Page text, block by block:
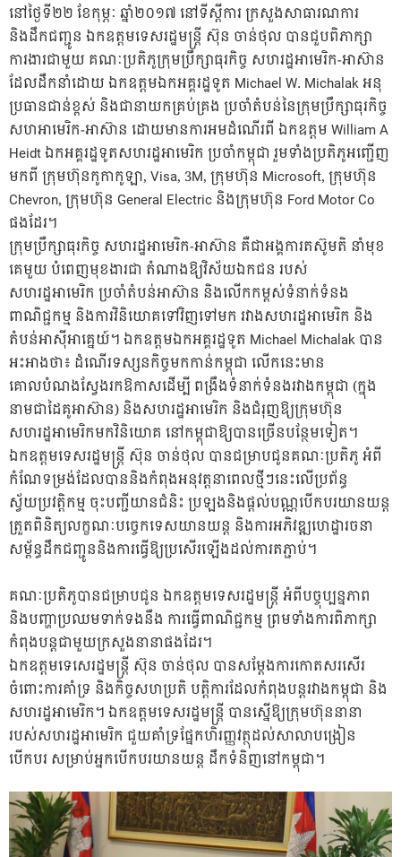
នៅថ្ងៃទី២២​ ខែកុម្ភៈ ឆ្នាំ២០១៧ នៅទីស្តីការ ក្រសួងសាធារណការ
និងដឹកជញ្ជូន​ ឯកឧត្តមទេសរដ្ឋមន្ត្រី ស៊ុន ចាន់ថុល បានជួបពិភាក្សា
ការងារជាមួយ គណៈប្រតិភូ​ក្រុមប្រឹក្សាធុរកិច្ច សហរដ្ឋអាមេរិក-អាស៊ាន ​
ដែលដឹកនាំដោយ ឯកឧត្តមឯកអគ្គរដ្ឋទូត Michael W. Michalak អនុ
ប្រធានជាន់ខ្ពស់ និងជានាយកគ្រប់គ្រង ប្រចាំតំបន់នៃក្រុមប្រឹក្សាធុរកិច្ច​
សហអាមេរិក-អាស៊ាន​ ដោយមានការអមដំណើរពី ឯកឧត្តម​ William A
Heidt ឯកអគ្គរដ្ឋទូតសហរដ្ឋអាមេរិក ប្រចាំកម្ពុជា​ រួមទាំងប្រតិភូអញ្ជើញ
មកពី ក្រុមហ៊ុន​កូកាកូឡា, Visa, 3M, ក្រុមហ៊ុន Microsoft, ក្រុមហ៊ុន
Chevron, ក្រុមហ៊ុន General Electric និងក្រុមហ៊ុន Ford Motor Co
ផងដែរ។
ក្រុមប្រឹក្សាធុរកិច្ច សហរដ្ឋអាមេរិក-អាស៊ាន គឺជាអង្គការតស៊ូមតិ នាំមុខ
គេមួយ​ បំពេញមុខងារជា តំណាងឱ្យវិស័យឯកជន របស់
សហរដ្ឋអាមេរិក ប្រចាំតំបន់អាស៊ាន​ និង​លើកកម្ពស់ទំនាក់ទំនង​​
ពាណិជ្ជកម្ម និងការវិនិយោគ​ទៅវិញទៅមក ​រវាងសហរដ្ឋអាមេរិក និង
តំបន់អាស៊ីអាគ្នេយ៍។ ឯកឧត្តមឯកអគ្គរដ្ឋទូត Michael Michalak បាន
អះអាងថា៖ ​ដំណើរទស្សនកិច្ចមកកាន់កម្ពុជា លើកនេះមាន
គោលបំណង​ស្វែងរកឱកាសដើម្បី ពង្រឹងទំនាក់ទំនងរវាង​កម្ពុជា (ក្នុង
នាមជាដៃគូអាស៊ាន) និងសហរដ្ឋអាមេរិក និង​ជំរុញ​ឱ្យ​ក្រុមហ៊ុន​
សហរដ្ឋអាមេរិកមកវិនិយោគ នៅកម្ពុជាឱ្យបានច្រើនបន្ថែមទៀត។​
ឯកឧត្តមទេសរដ្ឋមន្រ្តី ស៊ុន ចាន់ថុល បានជម្រាបជូនគណៈប្រតិភូ អំពី
កំណែទម្រង់​ដែលបាននិងកំពុងអនុវត្ត​នាពេលថ្មីៗនេះលើប្រព័ន្ធ
ស្វ័យប្រវត្តិកម្ម ចុះបញ្ជីយានជំនិះ ប្រឡងនិងផ្តល់បណ្ណបើកបរយានយន្ត
ត្រួតពិនិត្យលក្ខណៈបច្ចេកទេសយានយន្ត និងការ​អភិវឌ្ឍហេដ្ឋារចនា
សម្ព័ន្ធដឹកជញ្ជូននិងការធ្វើឱ្យប្រសើរឡើងដល់ការតភ្ជាប់​។
គណៈប្រតិភូបានជម្រាបជូន ឯកឧត្តមទេសរដ្ឋមន្ត្រី អំពី​បច្ចុប្បន្នភាព ​
និងបញ្ហាប្រឈមទាក់ទងនឹង ការធ្វើពាណិជ្ជកម្ម ព្រមទាំងការពិភាក្សា
កំពុងបន្ត​ជាមួយក្រសួងនានាផងដែរ។
ឯកឧត្តមទេសេរដ្ឋមន្រ្តី ស៊ុន ចាន់ថុល បានសម្តែងការកោតសរសើរ
ចំពោះការគាំទ្រ និងកិច្ចសហប្រតិ បត្តិ​ការដែលកំពុងបន្ត​រវាង​កម្ពុជា និង
សហរដ្ឋអាមេរិក។ ឯកឧត្តមទេសរដ្ឋមន្រ្តី បានស្នើ​ឱ្យក្រុមហ៊ុននានា
របស់សហរដ្ឋអាមេរិក ជួយគាំទ្រផ្នែកហិរញ្ញវត្ថុ​​ដល់សាលាបង្រៀន
បើកបរ សម្រាប់អ្នក​បើកបរយានយន្ត ដឹកទំនិញ​នៅ​កម្ពុជា។ ​​​